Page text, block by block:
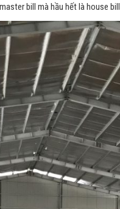
bill mà hầu hết là house